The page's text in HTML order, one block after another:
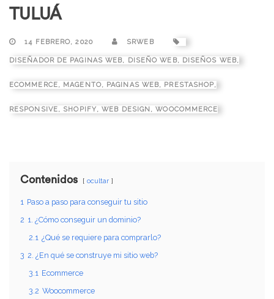
TULUÁ
14 FEBRERO, 2020 SRWEB
DISEÑADOR DE PAGINAS WEB, DISEÑO WEB, DISEÑOS WEB,
ECOMMERCE, MAGENTO, PAGINAS WEB, PRESTASHOP,
RESPONSIVE, SHOPIFY,WEB DESIGN ,WOOCOMMERCE
Contenidos ocultar
1 Paso a paso para conseguir tu sitio
2 1. ¿Cómo conseguir un dominio?
2.1 ¿Qué se requiere para comprarlo?
3 2. ¿En qué se construye mi sitio web?
3.1 Ecommerce
3.2 Woocommerce